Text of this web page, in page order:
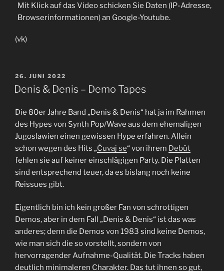
Mit Klick auf das Video schicken Sie Daten (IP-Adresse,
Browserinformationen) an Google-Youtube.
(vk)
VERÖFFENTLICHT
AM
26. JUNI 2022
Denis & Denis – Demo Tapes
Die 80er Jahre Band „Denis & Denis“ hat ja im Rahmen
des Hypes von Synth Pop/Wave aus dem ehemaligen
Jugoslawien einen gewissen Hype erfahren. Allein
schon wegen des Hits „Čuvaj se“ von ihrem Debüt
fehlen sie auf keiner einschlägigen Party. Die Platten
sind entsprechend teuer, da es bislang noch keine
Reissues gibt.
Eigentlich bin ich kein großer Fan von schrottigen
Demos, aber in dem Fall „Denis & Denis“ ist das was
anderes; denn die Demos von 1983 sind keine Demos,
wie man sich die so vorstellt, sondern von
hervorragender Aufnahme-Qualität. Die Tracks haben
deutlich minimaleren Charakter. Das tut ihnen so gut,